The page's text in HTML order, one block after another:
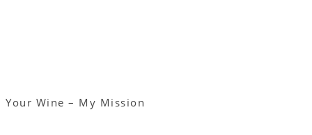
Your Wine – My Mission